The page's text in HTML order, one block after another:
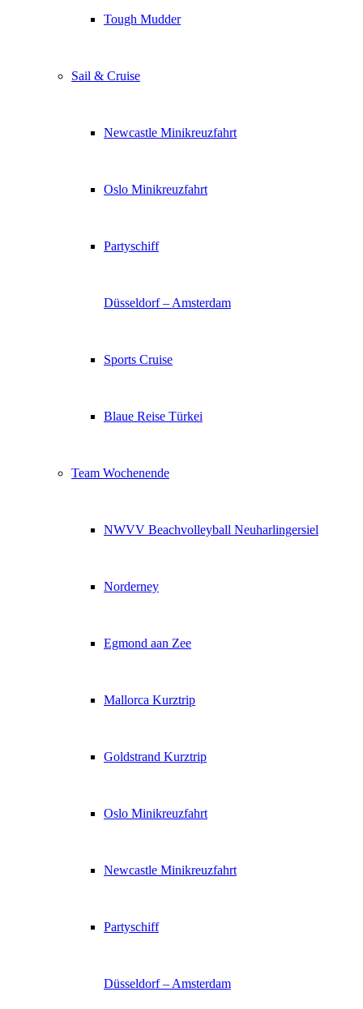
Tough Mudder
Sail & Cruise
Newcastle Minikreuzfahrt
Oslo Minikreuzfahrt
Partyschiff
Düsseldorf – Amsterdam
Sports Cruise
Blaue Reise Türkei
Team Wochenende
NWVV Beachvolleyball Neuharlingersiel
Norderney
Egmond aan Zee
Mallorca Kurztrip
Goldstrand Kurztrip
Oslo Minikreuzfahrt
Newcastle Minikreuzfahrt
Partyschiff
Düsseldorf – Amsterdam